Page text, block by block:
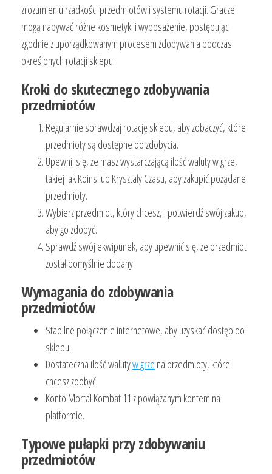
zrozumieniu rzadkości przedmiotów i systemu rotacji. Gracze
mogą nabywać różne kosmetyki i wyposażenie, postępując
zgodnie z uporządkowanym procesem zdobywania podczas
określonych rotacji sklepu.
Kroki do skutecznego zdobywania
przedmiotów
Regularnie sprawdzaj rotację sklepu, aby zobaczyć, które
przedmioty są dostępne do zdobycia.
Upewnij się, że masz wystarczającą ilość waluty w grze,
takiej jak Koins lub Kryształy Czasu, aby zakupić pożądane
przedmioty.
Wybierz przedmiot, który chcesz, i potwierdź swój zakup,
aby go zdobyć.
Sprawdź swój ekwipunek, aby upewnić się, że przedmiot
został pomyślnie dodany.
Wymagania do zdobywania
przedmiotów
Stabilne połączenie internetowe, aby uzyskać dostęp do
sklepu.
Dostateczna ilość walutyw grze na przedmioty, które
chcesz zdobyć.
Konto Mortal Kombat 11 z powiązanym kontem na
platformie.
Typowe pułapki przy zdobywaniu
przedmiotów